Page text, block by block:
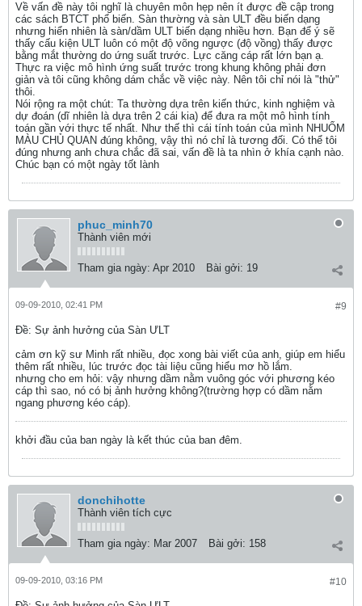
Về vấn đề này tôi nghĩ là chuyên môn hẹp nên ít được đề cập trong
các sách BTCT phổ biến. Sàn thường và sàn ULT đều biến dạng
nhưng hiển nhiên là sàn/dầm ULT biến dạng nhiều hơn. Bạn để ý sẽ
thấy cấu kiện ULT luôn có một độ võng ngược (độ vồng) thấy được
bằng mắt thường do ứng suất trước. Lực căng cáp rất lớn bạn ạ.
Thực ra việc mô hình ứng suất trước trong khung không phải đơn
giản và tôi cũng không dám chắc về việc này. Nên tôi chỉ nói là "thử"
thôi.
Nói rộng ra một chút: Ta thường dựa trên kiến thức, kinh nghiệm và
dự đoán (dĩ nhiên là dựa trên 2 cái kia) để đưa ra một mô hình tính
toán gần với thực tế nhất. Như thế thì cái tính toán của mình NHUỐM
MÀU CHỦ QUAN đúng không, vậy thì nó chỉ là tương đối. Có thể tôi
đúng nhưng anh chưa chắc đã sai, vấn đề là ta nhìn ở khía cạnh nào.
Chúc bạn có một ngày tốt lành
phuc_minh70
Thành viên mới
Tham gia ngày: Apr 2010 Bài gởi: 19
#9
09-09-2010, 02:41 PM
Ðề: Sự ảnh hưởng của Sàn ƯLT
cảm ơn kỹ sư Minh rất nhiều, đọc xong bài viết của anh, giúp em hiểu
thêm rất nhiều, lúc trước đọc tài liệu cũng hiểu mơ hồ lắm.
nhưng cho em hỏi: vậy nhưng dầm nằm vuông góc với phương kéo
cáp thì sao, nó có bị ảnh hưởng không?(trường hợp có dầm nằm
ngang phương kéo cáp).
khởi đầu của ban ngày là kết thúc của ban đêm.
donchihotte
Thành viên tích cực
Tham gia ngày: Mar 2007 Bài gởi: 158
#10
09-09-2010, 03:16 PM